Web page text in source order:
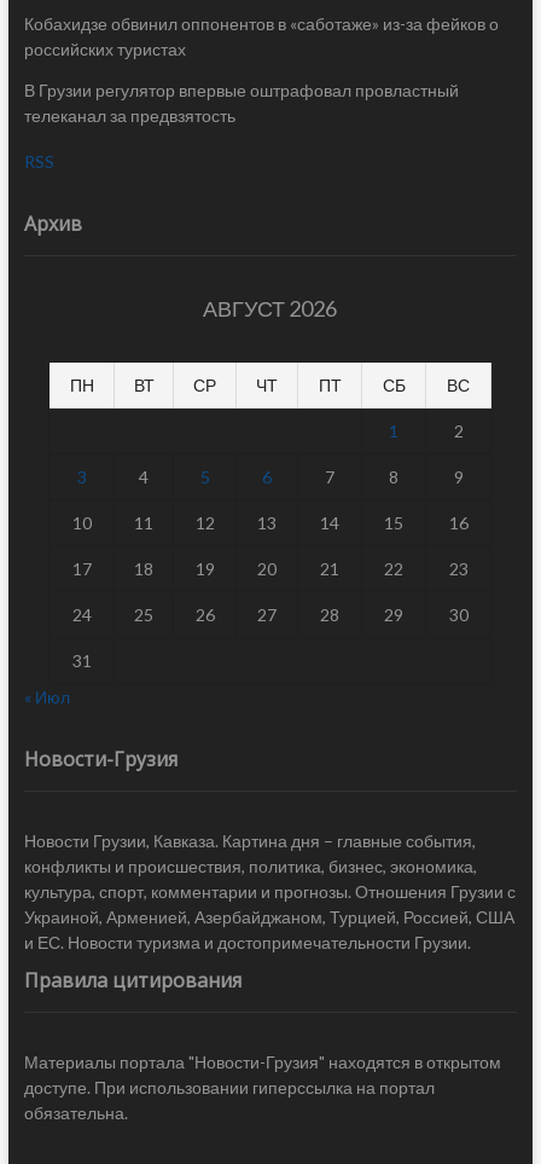
Кобахидзе обвинил оппонентов в «саботаже» из-за фейков о
российских туристах
В Грузии регулятор впервые оштрафовал провластный
телеканал за предвзятость
RSS
Архив
АВГУСТ 2026
ПН ВТ СР ЧТ ПТ СБ ВС
1 2
3 4 5 6 7 8 9
10 11 12 13 14 15 16
17 18 19 20 21 22 23
24 25 26 27 28 29 30
31
« Июл
Новости-Грузия
Новости Грузии, Кавказа. Картина дня – главные события,
конфликты и происшествия, политика, бизнес, экономика,
культура, спорт, комментарии и прогнозы. Отношения Грузии с
Украиной, Арменией, Азербайджаном, Турцией, Россией, США
и ЕС. Новости туризма и достопримечательности Грузии.
Правила цитирования
Материалы портала "Новости-Грузия" находятся в открытом
доступе. При использовании гиперссылка на портал
обязательна.